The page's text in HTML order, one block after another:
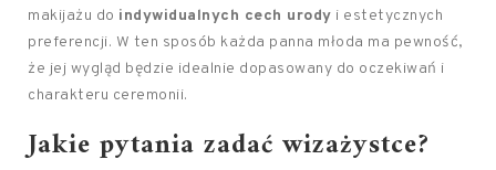
makijażu do indywidualnych cech urody i estetycznych
preferencji. W ten sposób każda panna młoda ma pewność,
że jej wygląd będzie idealnie dopasowany do oczekiwań i
charakteru ceremonii.
Jakie pytania zadać wizażystce?